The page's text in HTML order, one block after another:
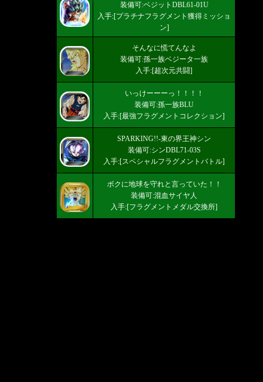
装備可:ベジットDBL61-01U
入手:[プラチナフラグメント獲得ミッショ
ン]
そんなに慌てんなよ
装備可:孫一族ベジータ一族
入手:[超次元共闘]
いっけーーーっ！！！！
装備可:孫一族BLU
入手:[最強フラグメントコレクション]
SPARKING!!-東の界王神シン
装備可:シンDBL71-03S
入手:[スペシャルフラグメントバトル]
ボクに地球を守れと言っていた！！
装備可:混血サイヤ人
入手:[フラグメントメダル交換所]